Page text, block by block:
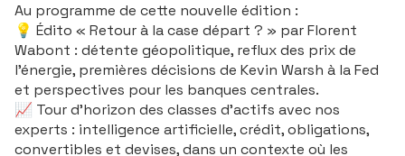
Au programme de cette nouvelle édition :
💡 Édito « Retour à la case départ ? » par Florent
Wabont : détente géopolitique, reflux des prix de
l'énergie, premières décisions de Kevin Warsh à la Fed
et perspectives pour les banques centrales.
📈 Tour d'horizon des classes d'actifs avec nos
experts : intelligence artificielle, crédit, obligations,
convertibles et devises, dans un contexte où les